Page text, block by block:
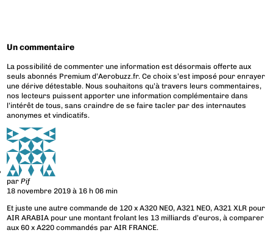
Un commentaire
La possibilité de commenter une information est désormais offerte aux
seuls abonnés Premium d’Aerobuzz.fr. Ce choix s’est imposé pour enrayer
une dérive détestable. Nous souhaitons qu’à travers leurs commentaires,
nos lecteurs puissent apporter une information complémentaire dans
l’intérêt de tous, sans craindre de se faire tacler par des internautes
anonymes et vindicatifs.
parPif
18 novembre 2019 à 16 h 06 min
Et juste une autre commande de 120 x A320 NEO, A321 NEO, A321 XLR pour
AIR ARABIA pour une montant frolant les 13 milliards d’euros, à comparer
aux 60 x A220 commandés par AIR FRANCE.